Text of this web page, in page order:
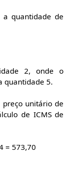
a quantidade de
2, onde o
quantidade 5.
preço unitário de
de ICMS de
= 573,70